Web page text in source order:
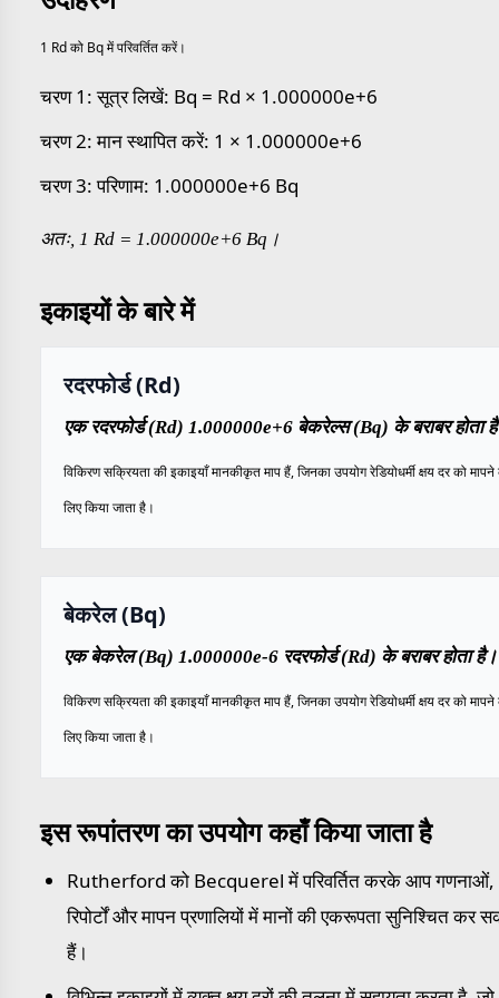
1 Rd को Bq में परिवर्तित करें।
चरण 1: सूत्र लिखें: Bq = Rd × 1.000000e+6
चरण 2: मान स्थापित करें: 1 × 1.000000e+6
चरण 3: परिणाम: 1.000000e+6 Bq
अतः, 1 Rd = 1.000000e+6 Bq।
इकाइयों के बारे में
रदरफोर्ड (Rd)
एक रदरफोर्ड (Rd) 1.000000e+6 बेकरेल्स (Bq) के बराबर होता
विकिरण सक्रियता की इकाइयाँ मानकीकृत माप हैं, जिनका उपयोग रेडियोधर्मी क्षय दर को
लिए किया जाता है।
बेकरेल (Bq)
एक बेकरेल (Bq) 1.000000e-6 रदरफोर्ड (Rd) के बराबर होता है।
विकिरण सक्रियता की इकाइयाँ मानकीकृत माप हैं, जिनका उपयोग रेडियोधर्मी क्षय दर को
लिए किया जाता है।
इस रूपांतरण का उपयोग कहाँ किया जाता है
Rutherford को Becquerel में परिवर्तित करके आप गणनाओं,
रिपोर्टों और मापन प्रणालियों में मानों की एकरूपता सुनिश्चित कर
हैं।